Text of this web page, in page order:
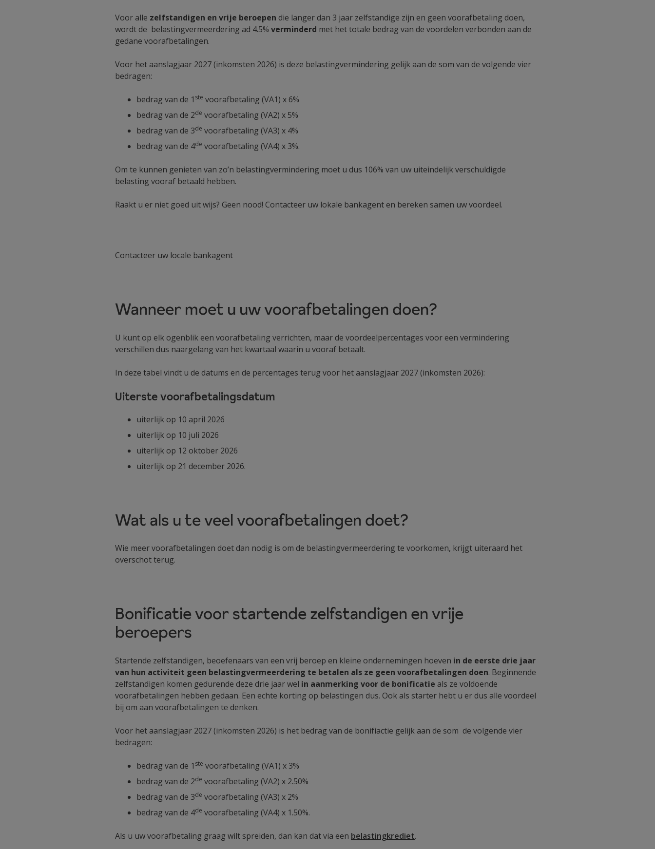
Voor alle zelfstandigen en vrije beroepen die langer dan 3 jaar zelfstandige zijn en geen voorafbetaling doen,
wordt de belastingvermeerdering ad 4.5% verminderd met het totale bedrag van de voordelen verbonden aan de
gedane voorafbetalingen.
Voor het aanslagjaar 2027 (inkomsten 2026) is deze belastingvermindering gelijk aan de som van de volgende vier
bedragen:
bedrag van de 1 ste voorafbetaling (VA1) x 6%
bedrag van de 2de voorafbetaling (VA2) x 5%
bedrag van de 3de voorafbetaling (VA3) x 4%
bedrag van de 4de voorafbetaling (VA4) x 3%.
Om te kunnen genieten van zo’n belastingvermindering moet u dus 106% van uw uiteindelijk verschuldigde
belasting vooraf betaald hebben.
Raakt u er niet goed uit wijs? Geen nood! Contacteer uw lokale bankagent en bereken samen uw voordeel.
Contacteer uw locale bankagent
Wanneer moet u uw voorafbetalingen doen?
U kunt op elk ogenblik een voorafbetaling verrichten, maar de voordeelpercentages voor een vermindering
verschillen dus naargelang van het kwartaal waarin u vooraf betaalt.
In deze tabel vindt u de datums en de percentages terug voor het aanslagjaar 2027 (inkomsten 2026):
Uiterste voorafbetalingsdatum
uiterlijk op 10 april 2026
uiterlijk op 10 juli 2026
uiterlijk op 12 oktober 2026
uiterlijk op 21 december 2026.
Wat als u te veel voorafbetalingen doet?
Wie meer voorafbetalingen doet dan nodig is om de belastingvermeerdering te voorkomen, krijgt uiteraard het
overschot terug.
Bonificatie voor startende zelfstandigen en vrije
beroepers
Startende zelfstandigen, beoefenaars van een vrij beroep en kleine ondernemingen hoeven in de eerste drie jaar
van hun activiteit geen belastingvermeerdering te betalen als ze geen voorafbetalingen doen. Beginnende
zelfstandigen komen gedurende deze drie jaar wel in aanmerking voor de bonificatie als ze voldoende
voorafbetalingen hebben gedaan. Een echte korting op belastingen dus. Ook als starter hebt u er dus alle voordeel
bij om aan voorafbetalingen te denken.
Voor het aanslagjaar 2027 (inkomsten 2026) is het bedrag van de bonifiactie gelijk aan de som de volgende vier
bedragen:
bedrag van de 1 ste voorafbetaling (VA1) x 3%
bedrag van de 2de voorafbetaling (VA2) x 2.50%
bedrag van de 3de voorafbetaling (VA3) x 2%
bedrag van de 4de voorafbetaling (VA4) x 1.50%.
Als u uw voorafbetaling graag wilt spreiden, dan kan dat via een belastingkrediet.